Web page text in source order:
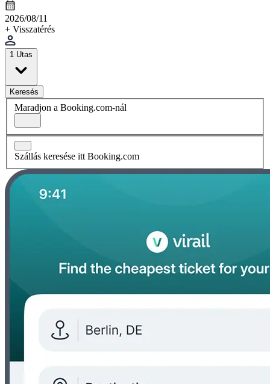
2026/08/11
+ Visszatérés
1 Utas
Keresés
Maradjon a Booking.com-nál
Szállás keresése itt Booking.com